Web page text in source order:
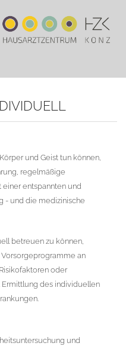
und Geist tun können,
regelmäßige
entspannten und
- und die medizinische
betreuen zu können,
an
oder
Ermittlung des individuellen
und